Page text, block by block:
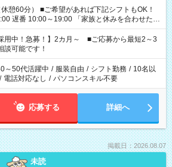
あれば下記シフトもOK！
～19:00 「家族と休みを合わせた
って夕飯の準備がしたい」 「できれば残業はし
ご希望を教えてくださいね。 ※Wワーク希望
お仕事で希望する勤務時間と、もう1つのお仕事
計で週40時間を超える場合は応募できません。
用中！急募！】2カ月～ ■ご応募から最短2～3
談可能です！
～50代活躍中 / 服装自由 / シフト勤務 / 10名以
/ 電話対応なし / パソコンスキル不要
応募する 詳細へ
掲載日：2026.08.07
未読